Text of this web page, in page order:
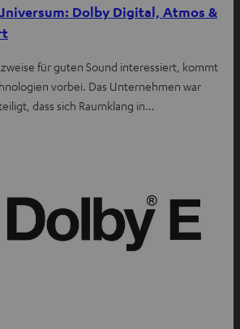
Dolby Digital, Atmos &
für guten Sound interessiert, kommt
vorbei. Das Unternehmen war
dass sich Raumklang in…